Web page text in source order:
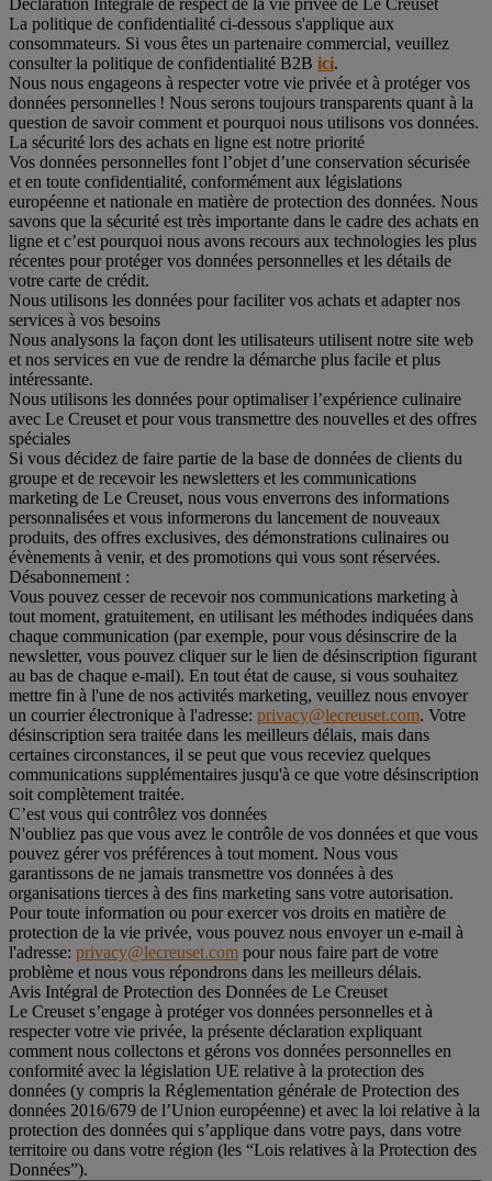
Déclaration Intégrale de respect de la vie privée de Le Creuset
La politique de confidentialité ci-dessous s'applique aux
consommateurs. Si vous êtes un partenaire commercial, veuillez
consulter la politique de confidentialité B2B ici.
Nous nous engageons à respecter votre vie privée et à protéger vos
données personnelles ! Nous serons toujours transparents quant à la
question de savoir comment et pourquoi nous utilisons vos données.
La sécurité lors des achats en ligne est notre priorité
Vos données personnelles font l’objet d’une conservation sécurisée
et en toute confidentialité, conformément aux législations
européenne et nationale en matière de protection des données. Nous
savons que la sécurité est très importante dans le cadre des achats en
ligne et c’est pourquoi nous avons recours aux technologies les plus
récentes pour protéger vos données personnelles et les détails de
votre carte de crédit.
Nous utilisons les données pour faciliter vos achats et adapter nos
services à vos besoins
Nous analysons la façon dont les utilisateurs utilisent notre site web
et nos services en vue de rendre la démarche plus facile et plus
intéressante.
Nous utilisons les données pour optimaliser l’expérience culinaire
avec Le Creuset et pour vous transmettre des nouvelles et des offres
spéciales
Si vous décidez de faire partie de la base de données de clients du
groupe et de recevoir les newsletters et les communications
marketing de Le Creuset, nous vous enverrons des informations
personnalisées et vous informerons du lancement de nouveaux
produits, des offres exclusives, des démonstrations culinaires ou
évènements à venir, et des promotions qui vous sont réservées.
Désabonnement :
Vous pouvez cesser de recevoir nos communications marketing à
tout moment, gratuitement, en utilisant les méthodes indiquées dans
chaque communication (par exemple, pour vous désinscrire de la
newsletter, vous pouvez cliquer sur le lien de désinscription figurant
au bas de chaque e-mail). En tout état de cause, si vous souhaitez
mettre fin à l'une de nos activités marketing, veuillez nous envoyer
un courrier électronique à l'adresse: privacy@lecreuset.com. Votre
désinscription sera traitée dans les meilleurs délais, mais dans
certaines circonstances, il se peut que vous receviez quelques
communications supplémentaires jusqu'à ce que votre désinscription
soit complètement traitée.
C’est vous qui contrôlez vos données
N'oubliez pas que vous avez le contrôle de vos données et que vous
pouvez gérer vos préférences à tout moment. Nous vous
garantissons de ne jamais transmettre vos données à des
organisations tierces à des fins marketing sans votre autorisation.
Pour toute information ou pour exercer vos droits en matière de
protection de la vie privée, vous pouvez nous envoyer un e-mail à
l'adresse: privacy@lecreuset.com pour nous faire part de votre
problème et nous vous répondrons dans les meilleurs délais.
Avis Intégral de Protection des Données de Le Creuset
Le Creuset s’engage à protéger vos données personnelles et à
respecter votre vie privée, la présente déclaration expliquant
comment nous collectons et gérons vos données personnelles en
conformité avec la législation UE relative à la protection des
données (y compris la Réglementation générale de Protection des
données 2016/679 de l’Union européenne) et avec la loi relative à la
protection des données qui s’applique dans votre pays, dans votre
territoire ou dans votre région (les “Lois relatives à la Protection des
Données”).